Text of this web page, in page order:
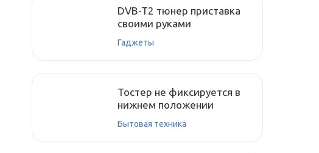
DVB-T2 тюнер приставка
своими руками
Гаджеты
Тостер не фиксируется в
нижнем положении
Бытовая техника